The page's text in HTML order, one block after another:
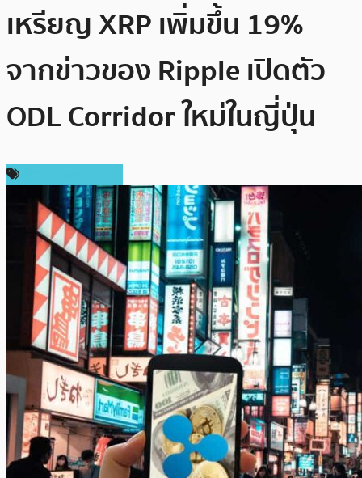
เหรียญ XRP เพิ่มขึ้น 19%
จากข่าวของ Ripple เปิดตัว
ODL Corridor ใหม่ในญี่ปุ่น